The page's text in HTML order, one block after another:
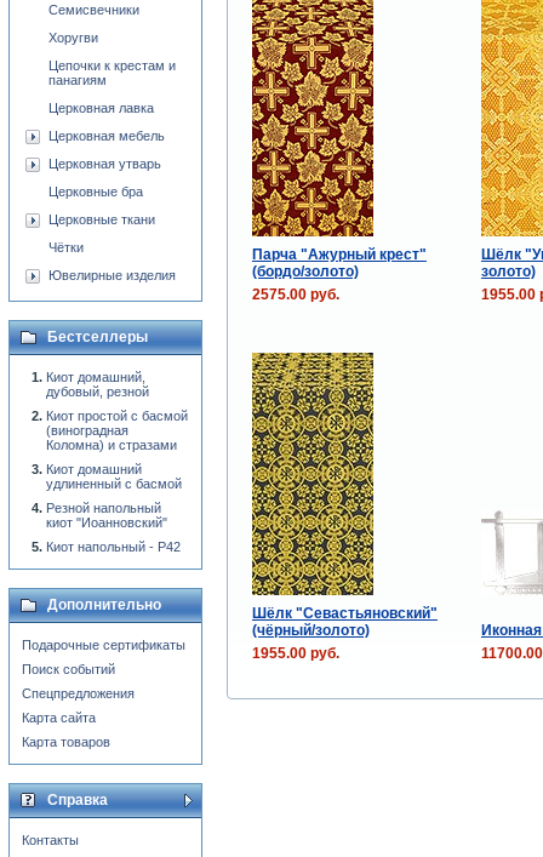
Парча "Ажурный крест"
(бордо/золото)
Шёлк
золото)
2575.00 руб.
1955.00
Шёлк "Севастьяновский"
(чёрный/золото)
1955.00 руб.
Семисвечники
Хоругви
Цепочки к крестам и
панагиям
Церковная лавка
Церковная мебель
Церковная утварь
Церковные бра
Церковные ткани
Чётки
Ювелирные изделия
Бестселлеры
Киот домашний,
дубовый, резной
Киот простой с басмой
(виноградная
Коломна) и стразами
Киот домашний
удлиненный с басмой
Резной напольный
киот "Иоанновский"
Киот напольный - P42
Дополнительно
Подарочные сертификаты
Поиск событий
Спецпредложения
Карта сайта
Карта товаров
Справка
Контакты